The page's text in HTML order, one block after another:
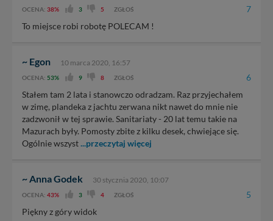
OCENA: 38% 3 5 ZGŁOŚ 7
To miejsce robi robotę POLECAM !
~ Egon 10 marca 2020, 16:57
OCENA: 53% 9 8 ZGŁOŚ 6
Stałem tam 2 lata i stanowczo odradzam. Raz przyjechałem
w zimę, plandeka z jachtu zerwana nikt nawet do mnie nie
zadzwonił w tej sprawie. Sanitariaty - 20 lat temu takie na
Mazurach były. Pomosty zbite z kilku desek, chwiejące się.
Ogólnie wszyst...przeczytaj więcej
~ Anna Godek 30 stycznia 2020, 10:07
OCENA: 43% 3 4 ZGŁOŚ 5
Piękny z góry widok